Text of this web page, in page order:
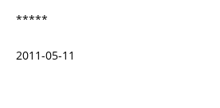
*****
2011-05-11